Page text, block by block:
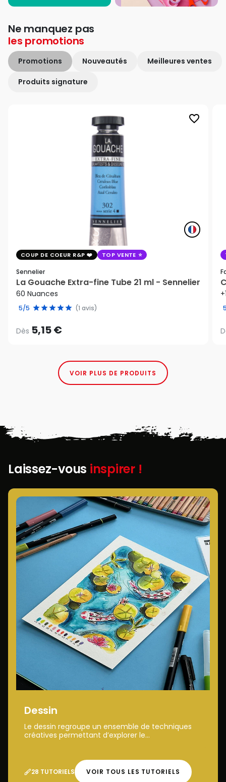
Ne manquez pas
les promotions
Promotions Nouveautés Meilleures ventes
Produits signature
favorite_border
COUP DE COEUR R&P TOP VENTE
Sennelier
La Gouache Extra-fine Tube 21 ml - Sennelier
60 Nuances
5/5 (1 avis)
Dès 5,15 €
VOIR PLUS DE PRODUITS
Laissez-vous inspirer !
Dessin
Le dessin regroupe un ensemble de techniques
créatives permettant d’explorer le...
28 TUTORIELS VOIR TOUS LES TUTORIELS